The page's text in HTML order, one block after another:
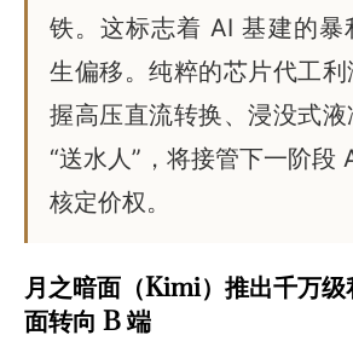
铁。这标志着 AI 基建的暴
生偏移。纯粹的芯片代工
握高压直流转换、浸没式
“送水人”，将接管下一阶段
核定价权。
月之暗面（Kimi）推出千万级
面转向 B 端